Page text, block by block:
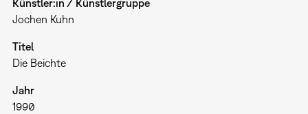
Künstler:in / Künstlergruppe
Jochen Kuhn
Titel
Die Beichte
Jahr
1990